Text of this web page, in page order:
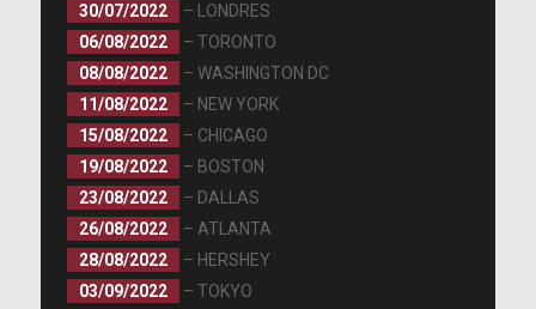
30/07/2022
– LONDRES
06/08/2022
– TORONTO
08/08/2022
– WASHINGTON DC
11/08/2022
– NEW YORK
15/08/2022
– CHICAGO
19/08/2022
– BOSTON
23/08/2022
– DALLAS
26/08/2022
– ATLANTA
28/08/2022
– HERSHEY
03/09/2022
– TOKYO